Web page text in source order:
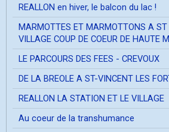
REALLON en hiver, le balcon du lac !
MARMOTTES ET MARMOTTONS A ST
VILLAGE COUP DE COEUR DE HAUTE
LE PARCOURS DES FEES - CREVOUX
DE LA BREOLE A ST-VINCENT LES
REALLON LA STATION ET LE VILLAGE
Au coeur de la transhumance